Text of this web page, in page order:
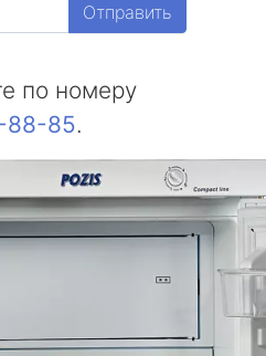
Отправить
по номеру
88-85.